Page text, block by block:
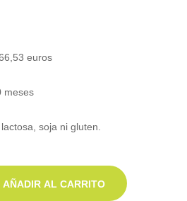
euros
meses
soja ni gluten.
AÑADIR AL CARRITO